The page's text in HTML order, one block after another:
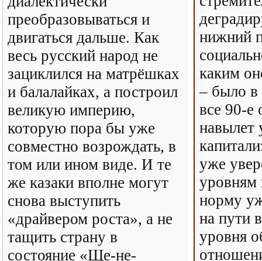
преобразовываться и
двигаться дальше. Как
весь русский народ не
зациклился на матрёшках
и балалайках, а построил
великую империю,
которую пора бы уже
совместно возрождать, в
том или ином виде. И те
же казаки вполне могут
снова выступить
«драйвером роста», а не
тащить страну в
состояние «Ще-не-
нижний
каким
– было в
все 90-е
навылет
уже
уровням
норму
на пути
уровня